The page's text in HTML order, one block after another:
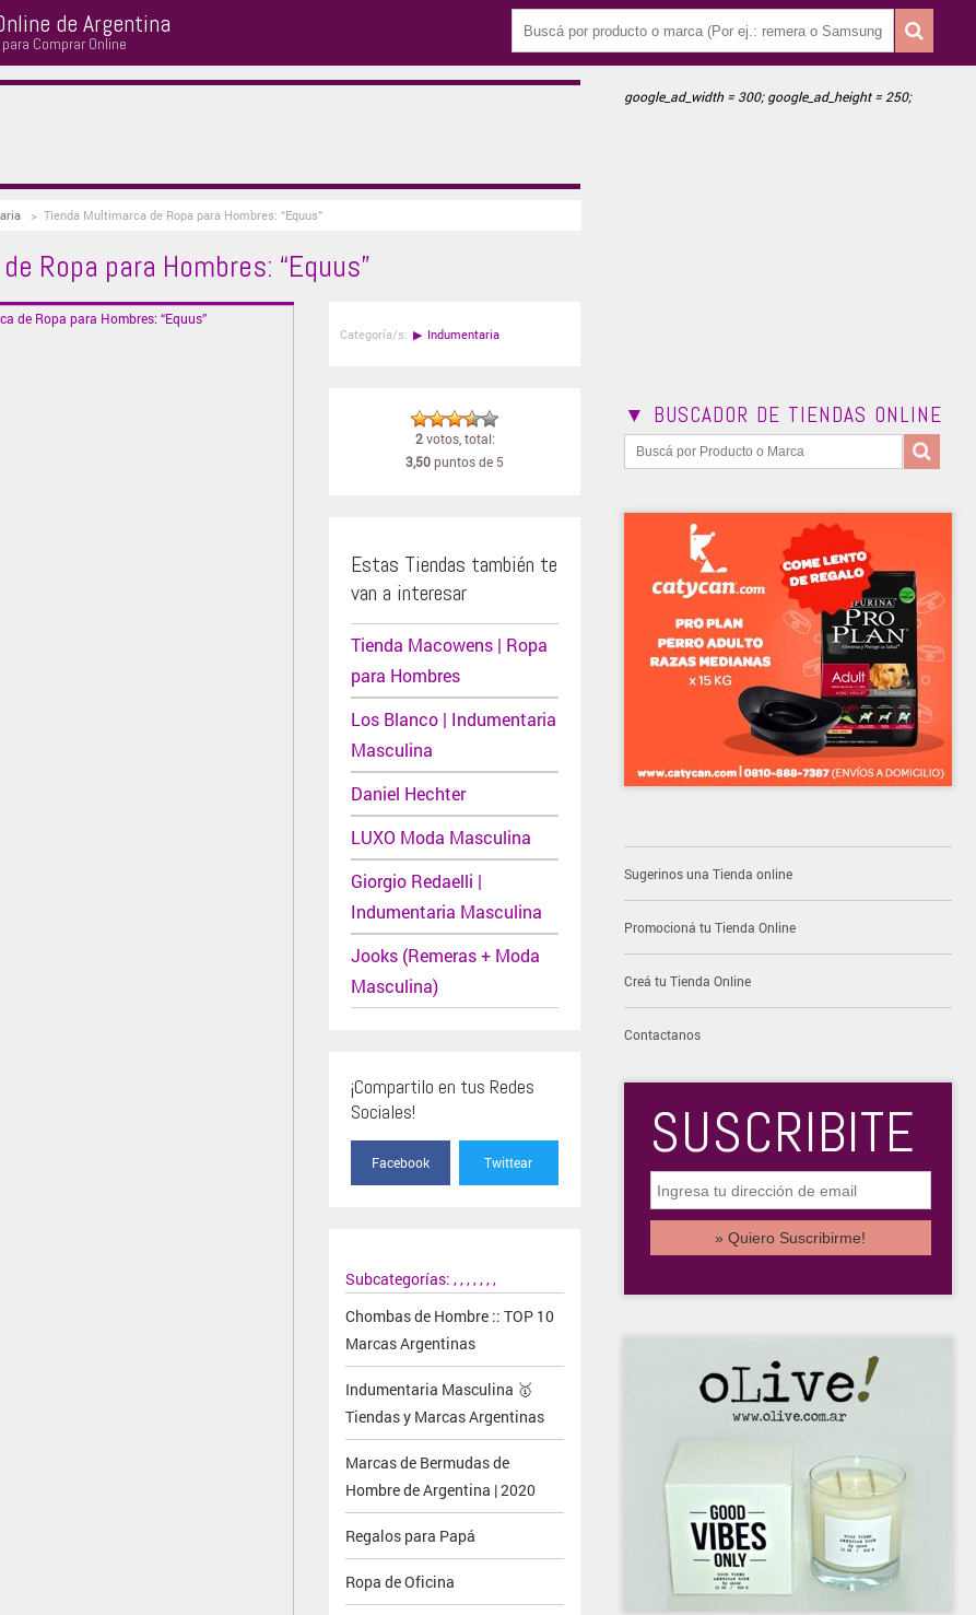
de Argentina
Comprar Online
> Tienda Multimarca de Ropa para Hombres: “Equus”
Ropa para Hombres: “Equus”
Categoría/s: ▶ Indumentaria
2votos, total:
3,50puntos de 5
Estas Tiendas también te
van a interesar
Tienda Macowens | Ropa
para Hombres
Los Blanco | Indumentaria
Masculina
Daniel Hechter
LUXO Moda Masculina
Giorgio Redaelli |
Indumentaria Masculina
Jooks (Remeras + Moda
Masculina)
¡Compartilo en tus Redes
Sociales!
Facebook Twittear
Subcategorías:
Chombas de Hombre :: TOP 10
Marcas Argentinas
,
Indumentaria Masculina 🥇
Tiendas y Marcas Argentinas
,
Marcas de Bermudas de
Hombre de Argentina | 2020
,
Regalos para Papá
,
Ropa de Oficina
,,,
google_ad_width = 300; google_ad_height = 250;
▼ BUSCADOR DE TIENDAS ONLINE
Sugerinos una Tienda online
Promocioná tu Tienda Online
Creá tu Tienda Online
Contactanos
SUSCRIBITE